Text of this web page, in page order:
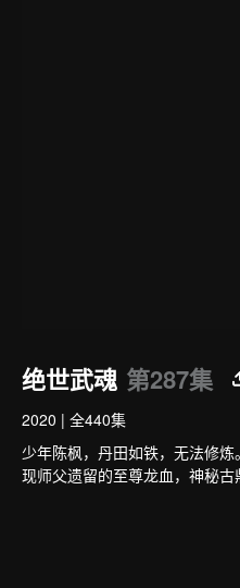
绝世武魂 第287集
2020 | 全440集
少年陈枫，丹田如铁，无法修
现师父遗留的至尊龙血，神秘古